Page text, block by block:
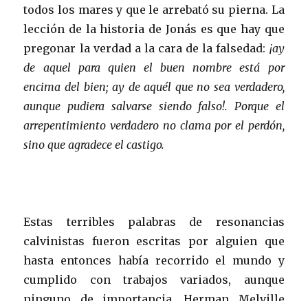
todos los mares y que le arrebató su pierna. La
lección de la historia de Jonás es que hay que
pregonar la verdad a la cara de la falsedad: ¡ay
de aquel para quien el buen nombre está por
encima del bien; ay de aquél que no sea verdadero,
aunque pudiera salvarse siendo falso!. Porque el
arrepentimiento verdadero no clama por el perdón,
sino que agradece el castigo.
Estas terribles palabras de resonancias
calvinistas fueron escritas por alguien que
hasta entonces había recorrido el mundo y
cumplido con trabajos variados, aunque